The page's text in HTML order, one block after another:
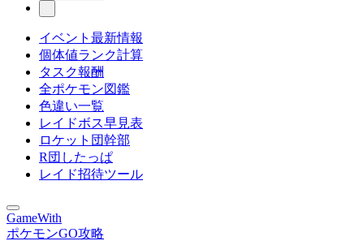
イベント最新情報
個体値ランク計算
タスク報酬
全ポケモン図鑑
色違い一覧
レイドボス早見表
ロケット団幹部
R団したっぱ
レイド招待ツール
GameWith
ポケモンGO攻略